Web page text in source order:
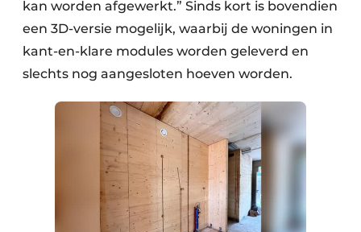
kan worden afgewerkt.” Sinds kort is bovendien
een 3D-versie mogelijk, waarbij de woningen in
kant-en-klare modules worden geleverd en
slechts nog aangesloten hoeven worden.